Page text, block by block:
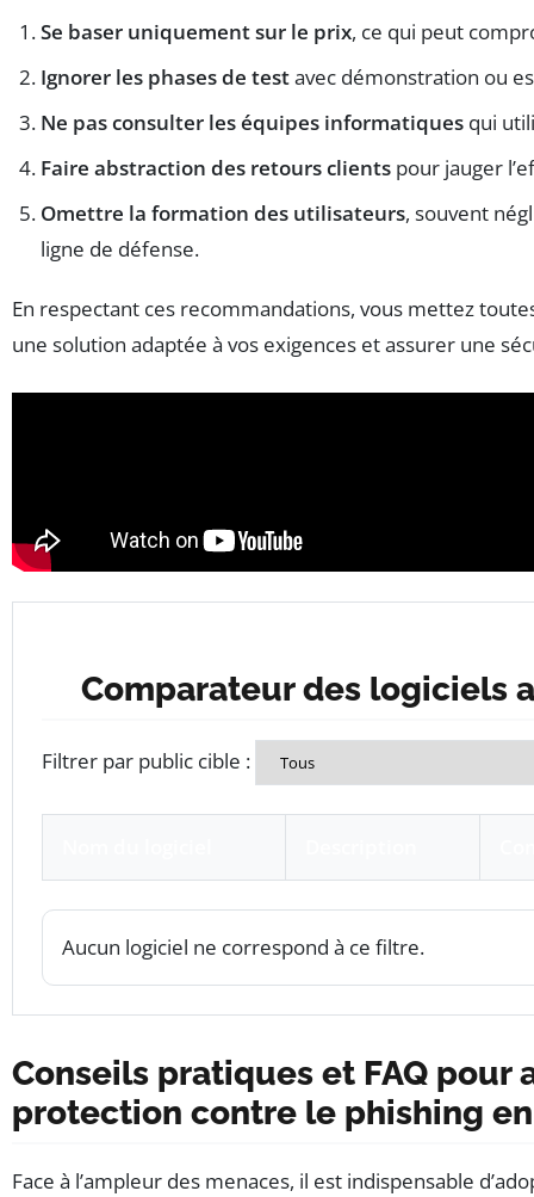
Se baser uniquement sur le prix, ce qui peut
Ignorer les phases de testavec démonstration ou
Ne pas consulter les équipes informatiques qui
Faire abstraction des retours clients pour jauger
Omettre la formation des utilisateurs, souvent
ligne de défense.
En respectant ces recommandations, vous mettez
une solution adaptée à vos exigences et assurer une
Comparateur des logiciels
Filtrer par public cible :
Aucun logiciel ne correspond à ce filtre.
Conseils pratiques et FAQ pour
protection contre le phishing
Face à l’ampleur des menaces, il est indispensable